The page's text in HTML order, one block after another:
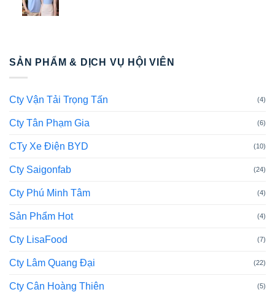
SẢN PHẨM & DỊCH VỤ HỘI VIÊN
Cty Vận Tải Trọng Tấn (4)
Cty Tân Phạm Gia (6)
CTy Xe Điện BYD (10)
Cty Saigonfab (24)
Cty Phú Minh Tâm (4)
Sản Phẩm Hot (4)
Cty LisaFood (7)
Cty Lâm Quang Đại (22)
Cty Cân Hoàng Thiên (5)